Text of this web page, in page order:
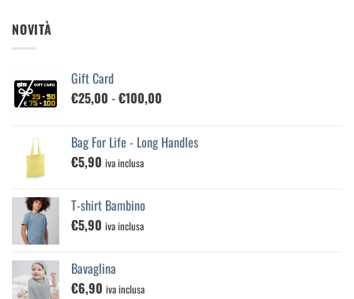
NOVITÀ
Gift Card
€25,00 -€100,00
da
Bag For Life - Long Handles
€5,90 iva inclusa
T-shirt Bambino
€5,90 iva inclusa
Bavaglina
€6,90 iva inclusa